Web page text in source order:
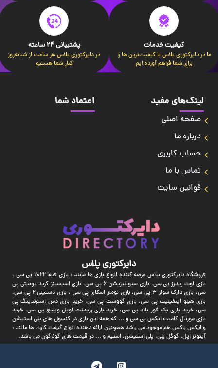
کیفیت خدمات
ما در دایرکتوری پلاس با کیفیت‌ترین ها را
برای شما فراهم آورده ایم
پشتیبانی 24 ساعته
در دایرکتوری پلاس هر ساعت از شبانه‌روز
کنار شما هستیم
لینک‌های مفید
صفحه اصلی
درباره ما
حساب کاربری
تماس با ما
قوانین سایت
اعتماد شما
دایرکتوری پلاس
فروشگاه دایرکتوری پلاس عرضه کننده انواع بازی ها مانند : بازی فیفا 2022 پی سی ،
بازی اوت ریدرز پی سی، بازی سیویلیزیشن 6 پی سی، بازی اسیسینز کرید یونیتی پی
سی، بازی دارک سولز 3 پی سی، بازی نومنز اسکای پی سی ، بازی دستینی 2 پی سی،
بازی هیلو اینفینیت پی سی، بازی گووست پی سی، خرید بازی دس استرندینگ پی
سی، خرید بازی بک فور بلاد پی سی، خرید بازی رزیدنت اویل ویلیج پی سی، خرید
بازی مورتال کامبت ایکس پی سی و ... که همه این بازی در کنسول های پلی استیشن
و ایکس باکس هم موجود می باشد همچنین ارائه دهنده انواع گیفت کارت ها مانند :
آیتونز اپل، گوگل پلی، پلی استیشن، استیم و ... در قیمت های گوناگون می باشد.